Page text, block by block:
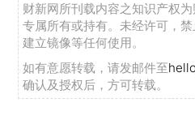
财新网所刊载内容之知识产权
专属所有或持有。未经许可，
建立镜像等任何使用。
如有意愿转载，请发邮件至
确认及授权后，方可转载。